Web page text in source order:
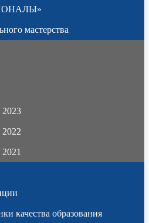
мастерства
качества образования